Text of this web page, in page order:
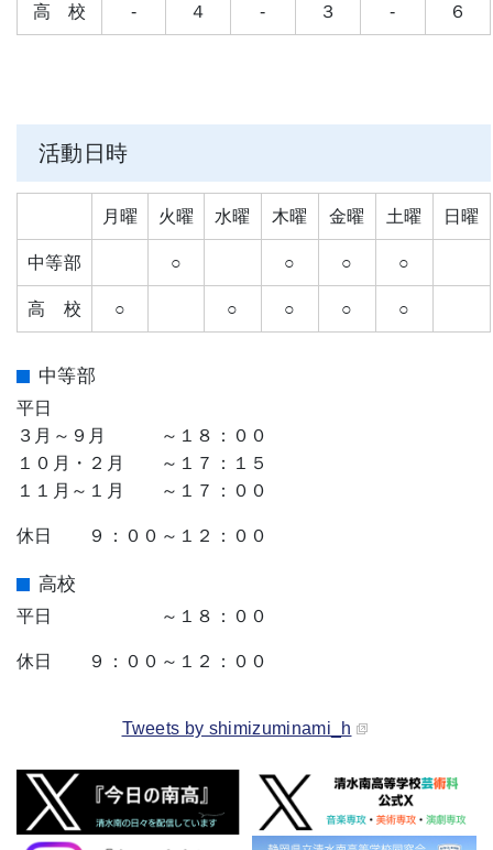
高 校 - ４ - ３ - ６
活動日時
月曜 火曜 水曜 木曜 金曜 土曜 日曜
中等部 ○ ○ ○ ○
高 校 ○ ○ ○ ○ ○
中等部
平日
３月～９月 ～１８：００
１０月・２月 ～１７：１５
１１月～１月 ～１７：００
休日 ９：００～１２：００
高校
平日 ～１８：００
休日 ９：００～１２：００
Tweets by shimizuminami_h